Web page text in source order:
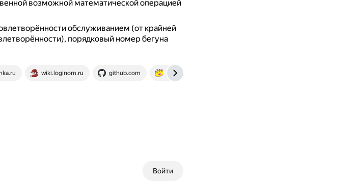
возможной математической операцией
обслуживанием (от крайней
порядковый номер бегуна
wiki.loginom.ru github.com kurst.org
Войти